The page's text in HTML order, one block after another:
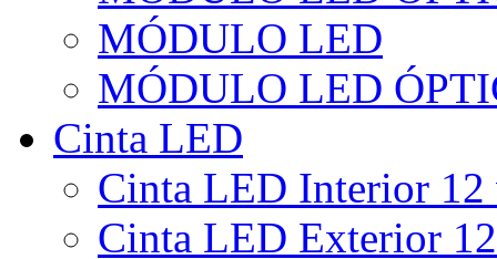
MÓDULO LED
MÓDULO LED
Cinta LED
Cinta LED Interior
Cinta LED Exterior